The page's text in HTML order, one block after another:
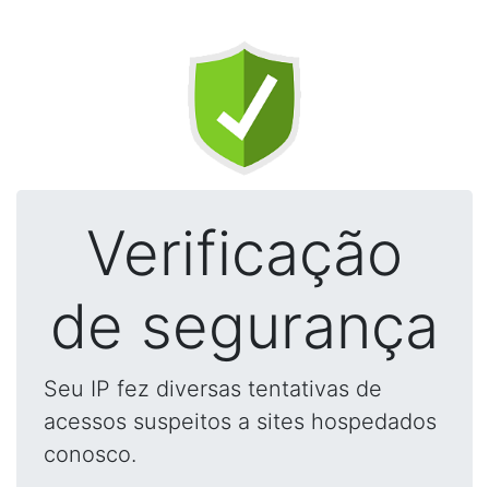
Verificação
de segurança
Seu IP fez diversas tentativas de
acessos suspeitos a sites hospedados
conosco.